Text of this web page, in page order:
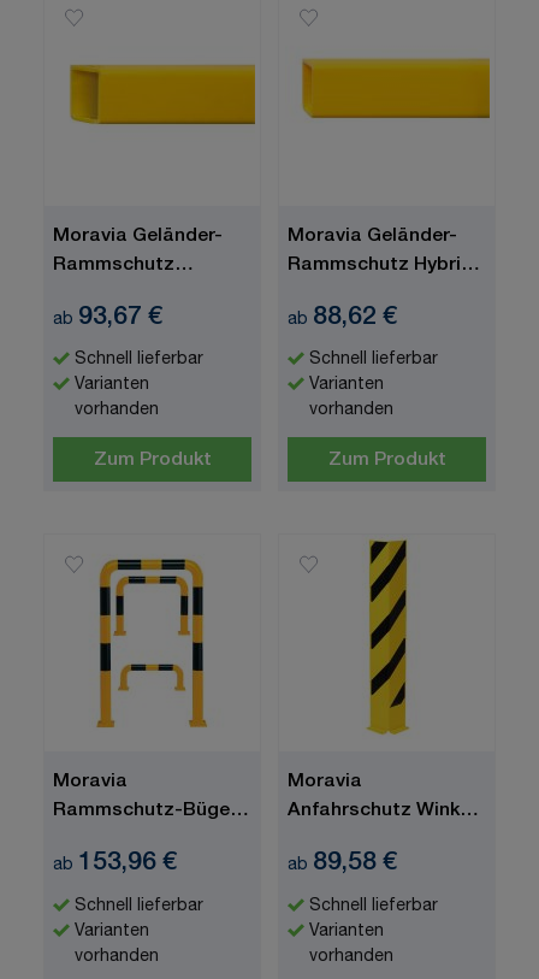
Moravia Geländer-
Rammschutz
für Ecken
ab 93,67 €
Schnell lieferbar
Varianten
vorhanden
Zum Produkt
Moravia Geländer-
Rammschutz Hybrid,
Anfang/End/Mittel
ab 88,62 €
Schnell lieferbar
Varianten
vorhanden
Zum Produkt
Moravia
Rammschutz-Bügel
ab 153,96 €
Schnell lieferbar
Varianten
vorhanden
Moravia
Anfahrschutz Winkel
Aufdübeln
ab 89,58 €
Schnell lieferbar
Varianten
vorhanden